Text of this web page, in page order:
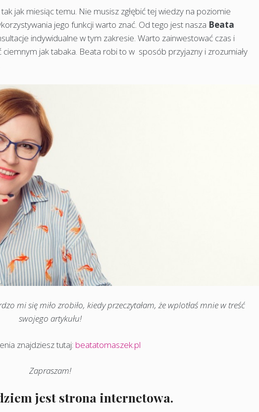
jak miesiąc temu. Nie musisz zgłębić tej wiedzy na poziomie
jego funkcji warto znać. Od tego jest nasza Beata
indywidualne w tym zakresie. Warto zainwestować czas i
jak tabaka. Beata robi to w sposób przyjazny i zrozumiały
mi się miło zrobiło, kiedy przeczytałam, że wplotłaś mnie w treść
swojego artykułu!
znajdziesz tutaj: beatatomaszek.pl
Zapraszam!
jest strona internetowa.